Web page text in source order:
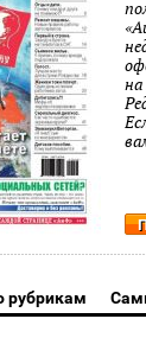
на
рубрикам